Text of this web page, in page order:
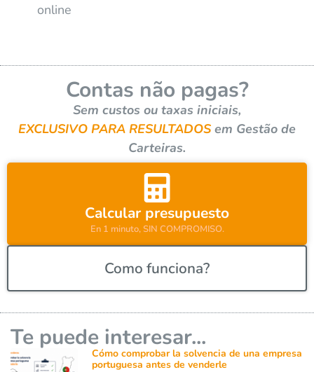
online
a
t
i
v
e
:
Contas não pagas?
Sem custos ou taxas iniciais,
EXCLUSIVO PARA RESULTADOS em Gestão de
Carteiras.
Calcular presupuesto
En 1 minuto, SIN COMPROMISO.
Como funciona?
Te puede interesar...
Cómo comprobar la solvencia de una empresa
portuguesa antes de venderle